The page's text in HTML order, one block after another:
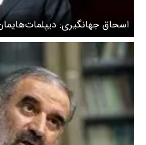
اسحاق جهانگیری: دیپلمات‌هایمان
عبور دهند/ معنی محاصره
مردم است/ چگونه ایران را